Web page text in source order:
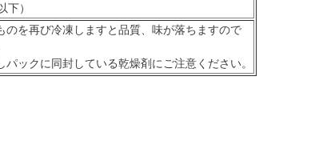
下）
のを再び冷凍しますと品質、味が落ちますので
ックに同封している乾燥剤にご注意ください。